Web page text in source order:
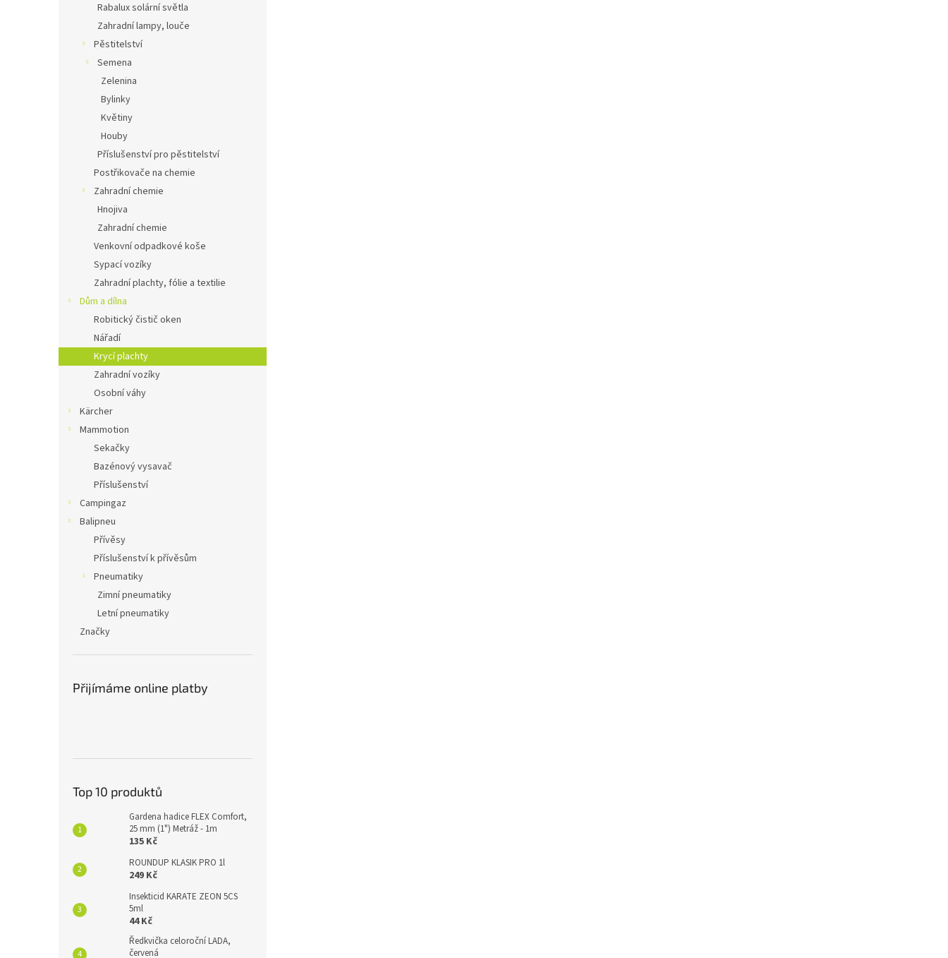
Rabalux solární světla
Zahradní lampy, louče
Pěstitelství
Semena
Zelenina
Bylinky
Květiny
Houby
Příslušenství pro pěstitelství
Postřikovače na chemie
Zahradní chemie
Hnojiva
Zahradní chemie
Venkovní odpadkové koše
Sypací vozíky
Zahradní plachty, fólie a textilie
Dům a dílna
Robitický čistič oken
Nářadí
Krycí plachty
Zahradní vozíky
Osobní váhy
Kärcher
Mammotion
Sekačky
Bazénový vysavač
Příslušenství
Campingaz
Balipneu
Přívěsy
Příslušenství k přívěsům
Pneumatiky
Zimní pneumatiky
Letní pneumatiky
Značky
Přijímáme online platby
Top 10 produktů
Gardena hadice FLEX Comfort,
25 mm (1") Metráž - 1m
135 Kč
ROUNDUP KLASIK PRO 1l
249 Kč
Insekticid KARATE ZEON 5CS
5ml
44 Kč
Ředkvička celoroční LADA,
červená